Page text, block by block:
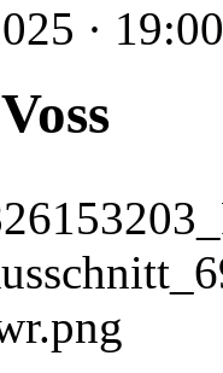
· 19:00